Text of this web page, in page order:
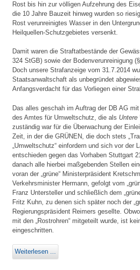
Rost bis hin zur völligen Aufzehrung des
die 10 Jahre Bauzeit hinweg wurden so
Rost verunreinigtes Wasser in den
Heilquellen-Schutzgebietes versenkt.
Damit waren die Straftatbestände der
324 StGB) sowie der Bodenverunreinigung
Doch unsere Strafanzeige vom 31.7.2014
Staatsanwaltschaft als unbegründet
Anfangsverdacht für das Vorliegen einer
Das alles geschah im Auftrag der DB AG
des Amtes für Umweltschutz, die als Untere
zuständig war für die Überwachung der
Zeit, in der die GRÜNEN, die doch stets
„Umweltschutz“ einfordern und sich vor der
entschieden gegen das Vorhaben Stuttgart
danach alle hierbei maßgebenden Stellen
voran der „grüne“ Ministerpräsident
Verkehrsminister Hermann, gefolgt vom
Franz Untersteller und schließlich dem
Fritz Kuhn, zu denen sich später noch der
Regierungspräsident Reimers gesellte.
mit den „Rostrohren“ mitgeteilt wurde, ist
eingeschritten.
Weiterlesen ...